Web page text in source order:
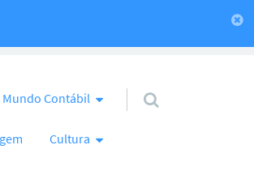
Mundo Contábil
Cultura